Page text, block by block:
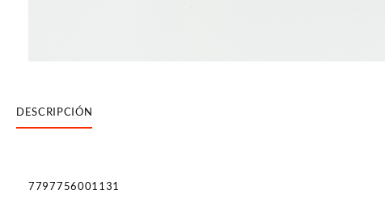
DESCRIPCIÓN
7797756001131